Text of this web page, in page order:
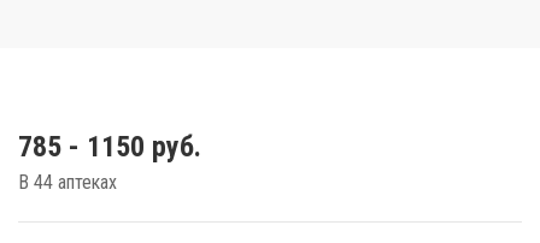
785 - 1150 руб.
В 44 аптеках